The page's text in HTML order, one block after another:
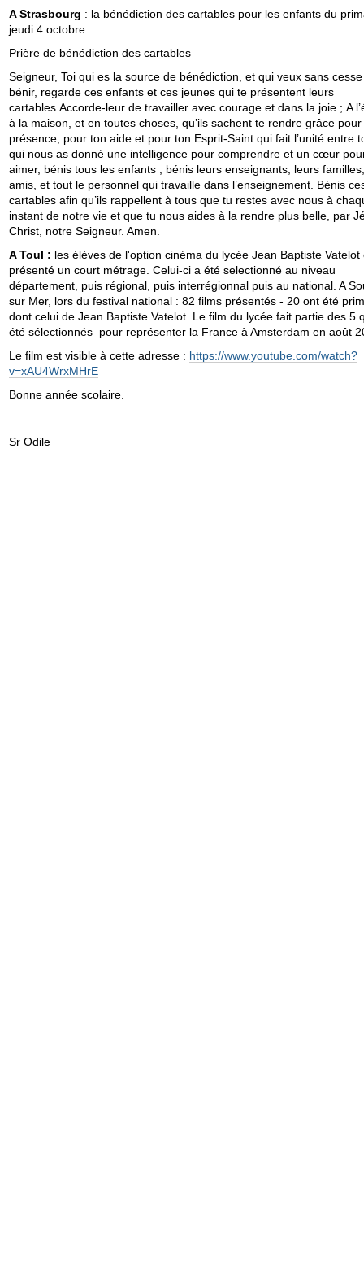
A Strasbourg : la bénédiction des cartables pour les enfants du
jeudi 4 octobre.
Prière de bénédiction des cartables
Seigneur, Toi qui es la source de bénédiction, et qui veux sans
bénir, regarde ces enfants et ces jeunes qui te présentent leurs
cartables.Accorde-leur de travailler avec courage et dans la joie ; A
à la maison, et en toutes choses, qu’ils sachent te rendre grâce pour
présence, pour ton aide et pour ton Esprit-Saint qui fait l’unité entre
qui nous as donné une intelligence pour comprendre et un cœur
aimer, bénis tous les enfants ; bénis leurs enseignants, leurs
amis, et tout le personnel qui travaille dans l’enseignement. Bénis
cartables afin qu’ils rappellent à tous que tu restes avec nous à
instant de notre vie et que tu nous aides à la rendre plus belle, par
Christ, notre Seigneur. Amen.
A Toul : les élèves de l'option cinéma du lycée Jean Baptiste Vatelot
présenté un court métrage. Celui-ci a été selectionné au niveau
département, puis régional, puis interrégionnal puis au national. A
sur Mer, lors du festival national : 82 films présentés - 20 ont été
dont celui de Jean Baptiste Vatelot. Le film du lycée fait partie des 5
été sélectionnés pour représenter la France à Amsterdam en août
Le film est visible à cette adresse : https://www.youtube.com/watch?
v=xAU4WrxMHrE
Bonne année scolaire.
Sr Odile